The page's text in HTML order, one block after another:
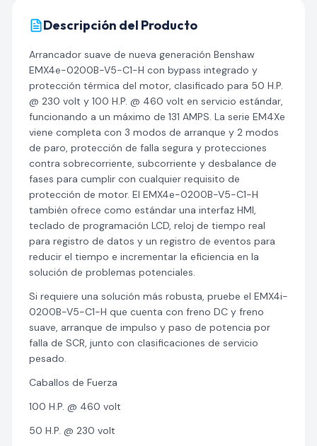
Descripción del Producto
Arrancador suave de nueva generación Benshaw
EMX4e-0200B-V5-C1-H con bypass integrado y
protección térmica del motor, clasificado para 50 H.P.
@ 230 volt y 100 H.P. @ 460 volt en servicio estándar,
funcionando a un máximo de 131 AMPS. La serie EM4Xe
viene completa con 3 modos de arranque y 2 modos
de paro, protección de falla segura y protecciones
contra sobrecorriente, subcorriente y desbalance de
fases para cumplir con cualquier requisito de
protección de motor. El EMX4e-0200B-V5-C1-H
también ofrece como estándar una interfaz HMI,
teclado de programación LCD, reloj de tiempo real
para registro de datos y un registro de eventos para
reducir el tiempo e incrementar la eficiencia en la
solución de problemas potenciales.
Si requiere una solución más robusta, pruebe el EMX4i-
0200B-V5-C1-H que cuenta con freno DC y freno
suave, arranque de impulso y paso de potencia por
falla de SCR, junto con clasificaciones de servicio
pesado.
Caballos de Fuerza
100 H.P. @ 460 volt
50 H.P. @ 230 volt